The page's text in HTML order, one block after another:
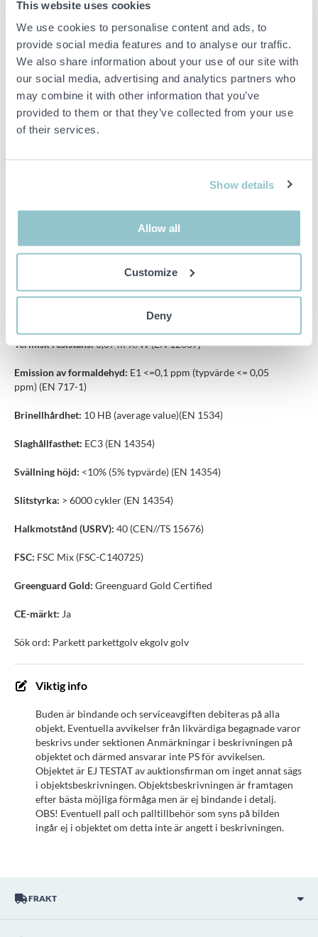
This website uses cookies
We use cookies to personalise content and ads, to
provide social media features and to analyse our traffic.
We also share information about your use of our site with
our social media, advertising and analytics partners who
may combine it with other information that you’ve
provided to them or that they’ve collected from your use
of their services.
Show details
Allow all
Customize
Deny
FRAKT
Slitskiktets tjocklek:0,6 mm
PAKETERING
Antal i förpackning:4 st
m² per pall:87 m²
Vattentålighet:Hög
Brandmotstånd:Cfl-s1 (EN 13501)
0,16 W/(m*K)(EN 12664)
Termisk resistans:0,07 m²K/W (EN 12667)
Emission av formaldehyd: E1 <=0,1 ppm (typvärde <= 0,05
ppm) (EN 717-1)
Brinellhårdhet: 10 HB (average value)(EN 1534)
Slaghållfasthet: EC3 (EN 14354)
Svällning höjd: <10% (5% typvärde) (EN 14354)
Slitstyrka: > 6000 cykler (EN 14354)
Halkmotstånd (USRV): 40 (CEN//TS 15676)
FSC: FSC Mix (FSC-C140725)
Greenguard Gold: Greenguard Gold Certified
CE-märkt: Ja
Sök ord: Parkett parkettgolv ekgolv golv
Viktig info
Buden är bindande och serviceavgiften debiteras på alla
objekt. Eventuella avvikelser från likvärdiga begagnade varor
beskrivs under sektionen Anmärkningar i beskrivningen på
objektet och därmed ansvarar inte PS för avvikelsen.
Objektet är EJ TESTAT av auktionsfirman om inget annat sägs
i objektsbeskrivningen. Objektsbeskrivningen är framtagen
efter bästa möjliga förmåga men är ej bindande i detalj.
OBS! Eventuell pall och palltillbehör som syns på bilden
ingår ej i objektet om detta inte är angett i beskrivningen.